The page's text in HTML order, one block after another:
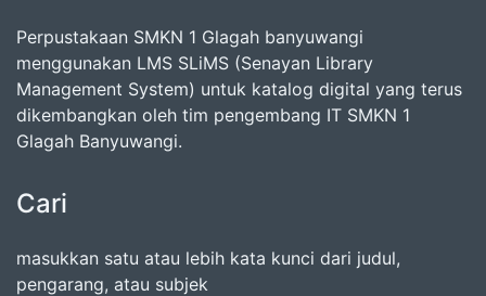
Perpustakaan SMKN 1 Glagah banyuwangi
menggunakan LMS SLiMS (Senayan Library
Management System) untuk katalog digital yang terus
dikembangkan oleh tim pengembang IT SMKN 1
Glagah Banyuwangi.
Cari
masukkan satu atau lebih kata kunci dari judul,
pengarang, atau subjek